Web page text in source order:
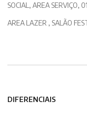
SOCIAL, AREA SERVIÇO,
AREA LAZER , SALÃO
DIFERENCIAIS